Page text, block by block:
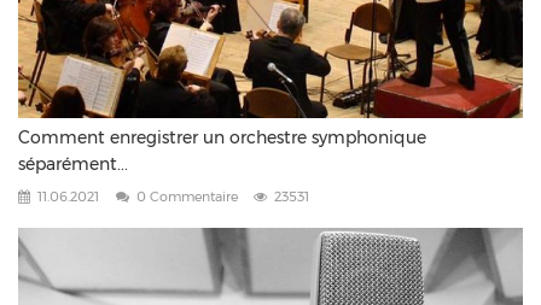
Comment enregistrer un orchestre symphonique
séparément...
11.06.2021 0 Commentaire 23531